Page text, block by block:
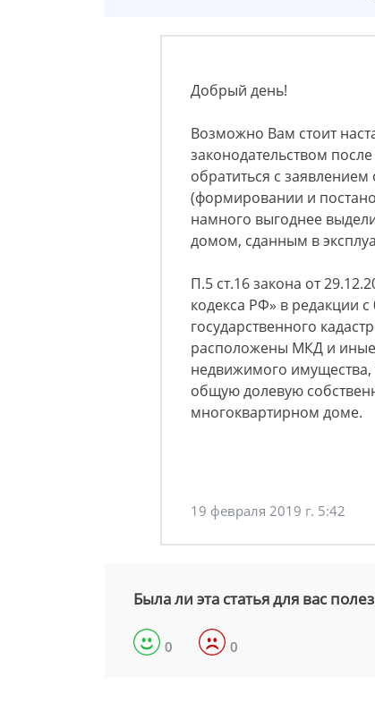
Добрый день!
Возможно Вам стоит
законодательством
обратиться с
(формировании и
намного выгоднее
домом, сданным в
П.5 ст.16 закона от
кодекса РФ» в редакции
государственного
расположены МКД и иные
недвижимого имущества,
общую долевую
многоквартирном доме.
19 февраля 2019 г. 5:42
Была ли эта статья для вас
0 0